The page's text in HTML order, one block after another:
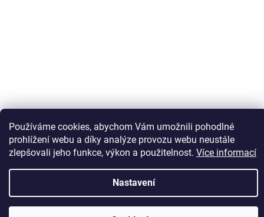
Používáme cookies, abychom Vám umožnili pohodlné
prohlížení webu a díky analýze provozu webu neustále
zlepšovali jeho funkce, výkon a použitelnost. Více informací
Nastavení
Sledovat na Instagramu
Copyright 2026Kaps comm. Všechna práva vyhrazena.